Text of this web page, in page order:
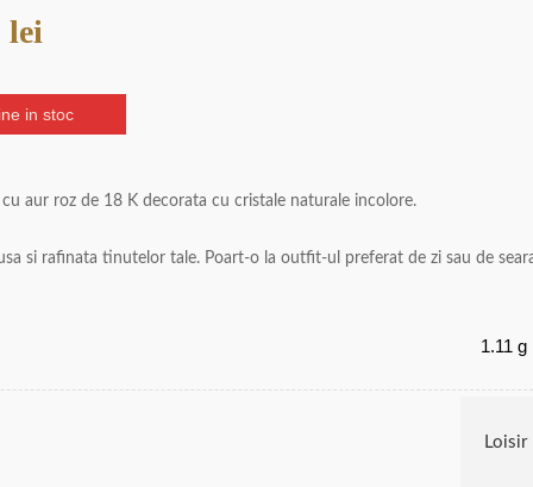
lei
in stoc
aur roz de 18 K decorata cu cristale naturale incolore.
si rafinata tinutelor tale. Poart-o la outfit-ul preferat de zi sau de
1.11 g
Loisir